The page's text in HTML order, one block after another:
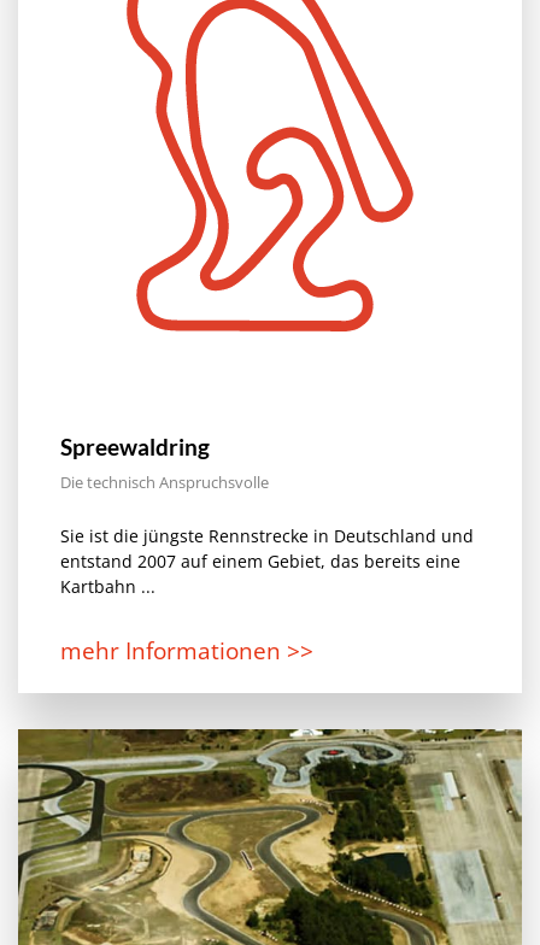
Spreewaldring
Die technisch Anspruchsvolle
Sie ist die jüngste Rennstrecke in Deutschland und
entstand 2007 auf einem Gebiet, das bereits eine
Kartbahn ...
mehr Informationen >>